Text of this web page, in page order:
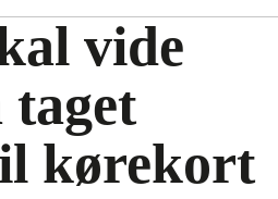
vide
taget
kørekort